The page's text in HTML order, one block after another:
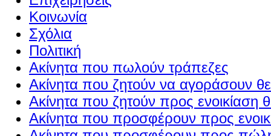
Κοινωνία
Σχόλια
Πολιτική
Ακίνητα που πωλούν τράπεζες
Ακίνητα που ζητούν να αγοράσουν
Ακίνητα που ζητούν προς ενοικίαση
Ακίνητα που προσφέρουν προς